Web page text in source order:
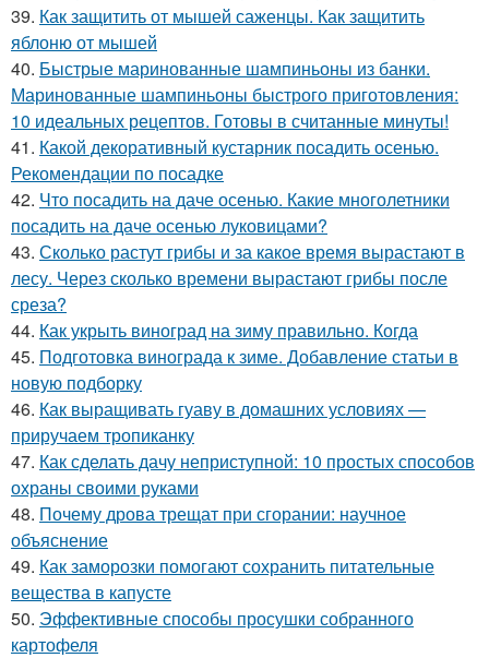
39. Как защитить от мышей саженцы. Как защитить
яблоню от мышей
40. Быстрые маринованные шампиньоны из банки.
Маринованные шампиньоны быстрого приготовления:
10 идеальных рецептов. Готовы в считанные минуты!
41. Какой декоративный кустарник посадить осенью.
Рекомендации по посадке
42. Что посадить на даче осенью. Какие многолетники
посадить на даче осенью луковицами?
43. Сколько растут грибы и за какое время вырастают в
лесу. Через сколько времени вырастают грибы после
среза?
44. Как укрыть виноград на зиму правильно. Когда
45. Подготовка винограда к зиме. Добавление статьи в
новую подборку
46. Как выращивать гуаву в домашних условиях —
приручаем тропиканку
47. Как сделать дачу неприступной: 10 простых способов
охраны своими руками
48. Почему дрова трещат при сгорании: научное
объяснение
49. Как заморозки помогают сохранить питательные
вещества в капусте
50. Эффективные способы просушки собранного
картофеля